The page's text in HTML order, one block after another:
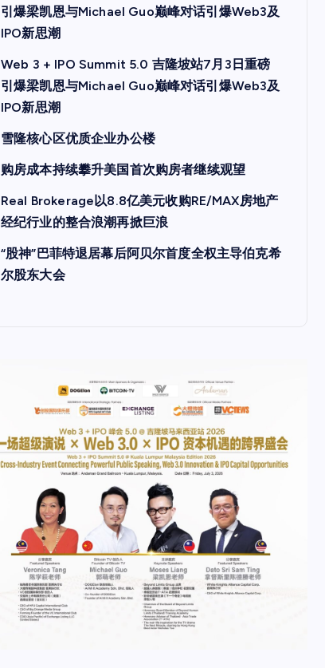
引爆梁凯恩与Michael Guo巅峰对话引爆Web3及
IPO新思潮
Web 3 + IPO Summit 5.0 吉隆坡站7月3日重磅
引爆梁凯恩与Michael Guo巅峰对话引爆Web3及
IPO新思潮
雪隆核心区优质企业办公楼
购房成本持续攀升美国首次购房者继续观望
Real Brokerage以8.8亿美元收购RE/MAX房地产
经纪行业的整合浪潮再掀巨浪
“股神”巴菲特退居幕后阿贝尔首度全权主导伯克希
尔股东大会